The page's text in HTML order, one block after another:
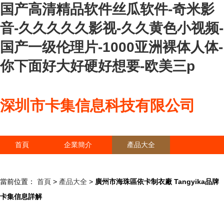
国产高清精品软件丝瓜软件-奇米影
音-久久久久久影视-久久黄色小视频-
国产一级伦理片-1000亚洲裸体人体-
你下面好大好硬好想要-欧美三p
深圳市卡集信息科技有限公司
首頁 企業簡介 產品大全
當前位置： 首頁 > 產品大全 > 廣州市海珠區依卡制衣廠 Tangyika品牌
卡集信息詳解